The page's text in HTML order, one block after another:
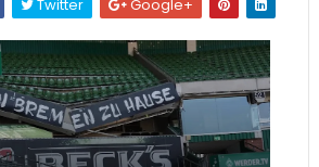
Twitter Google+